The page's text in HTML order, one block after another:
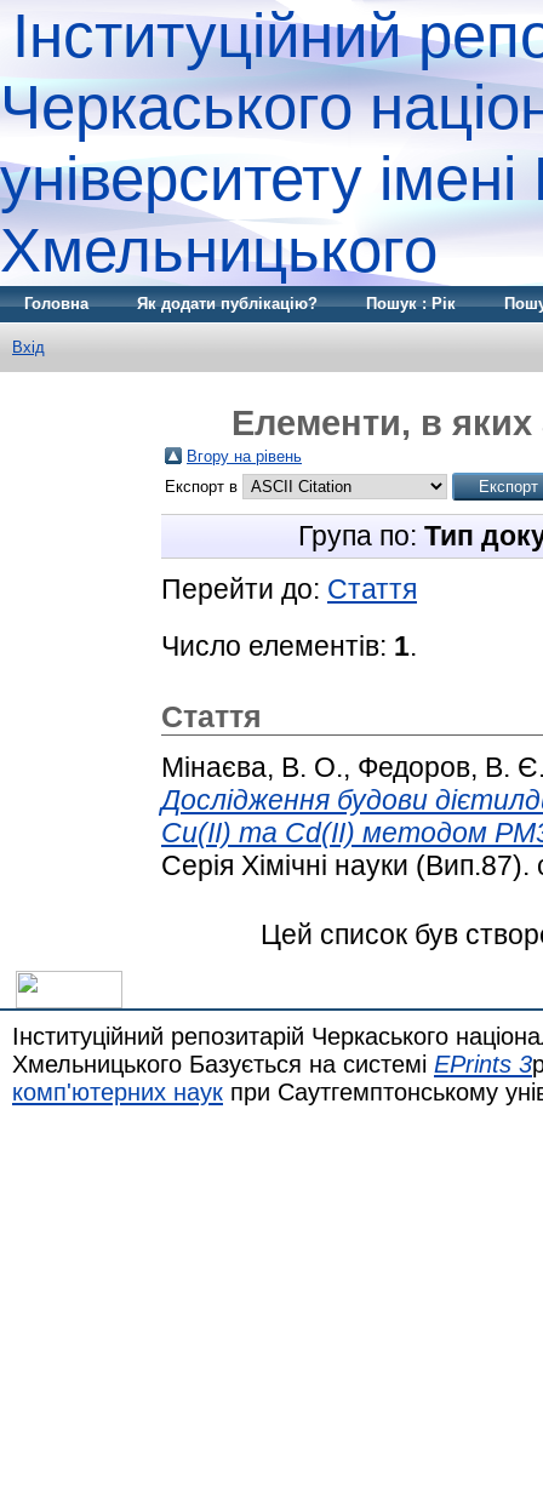
Інституційний
Черкаського
університету
Хмельницького
Головна Як додати публікацію? Пошук : Рік
Вхід
Елементи, в
Вгору на рівень
Експорт в
Група по: Тип
Перейти до: Стаття
Число елементів: 1.
Стаття
Мінаєва, В. О., Федоров, В.
Дослідження будови
Cu(II) та Cd(II) методом
Серія Хімічні науки
Цей список був
Інституційний репозитарій Черкаського
Хмельницького Базується на системі EPrints 3
комп'ютерних наук при Саутгемптонському